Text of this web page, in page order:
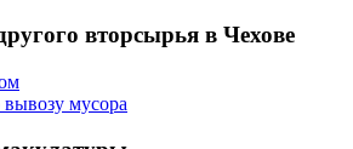
вторсырья в Чехове
мусора